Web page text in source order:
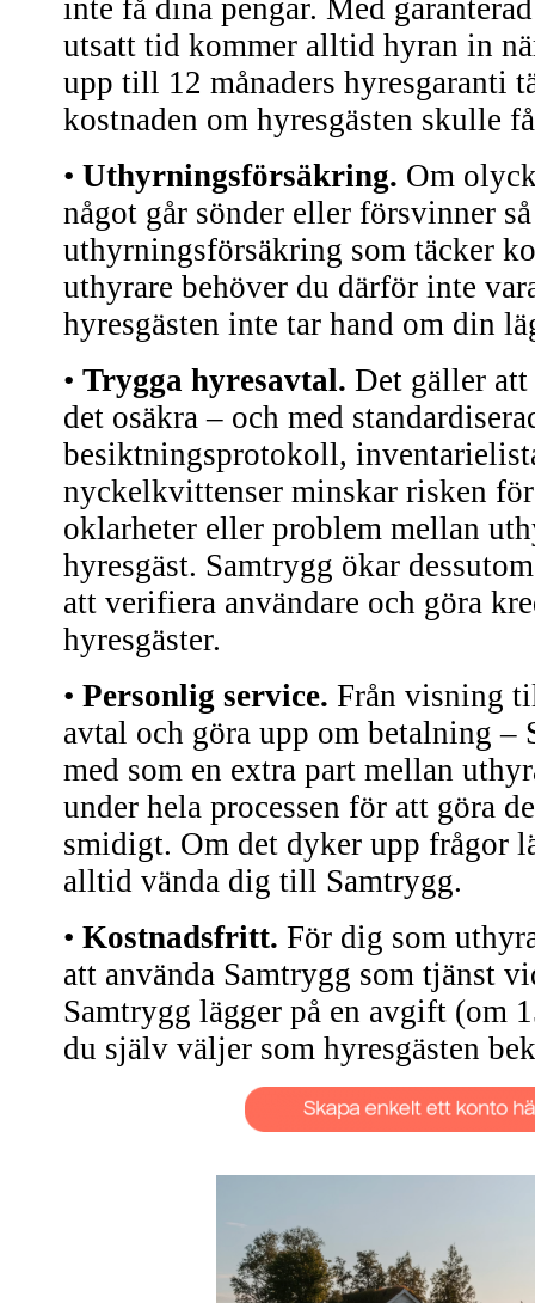
inte få dina pengar. Med
utsatt tid kommer alltid hyran in
upp till 12 månaders hyresgaranti
kostnaden om hyresgästen skulle
• Uthyrningsförsäkring. Om
något går sönder eller försvinner
uthyrningsförsäkring som täcker
uthyrare behöver du därför inte
hyresgästen inte tar hand om din
• Trygga hyresavtal. Det gäller att
det osäkra – och med
besiktningsprotokoll,
nyckelkvittenser minskar risken
oklarheter eller problem mellan
hyresgäst. Samtrygg ökar
att verifiera användare och göra
hyresgäster.
• Personlig service. Från visning
avtal och göra upp om betalning –
med som en extra part mellan
under hela processen för att göra
smidigt. Om det dyker upp frågor
alltid vända dig till Samtrygg.
• Kostnadsfritt. För dig som
att använda Samtrygg som tjänst
Samtrygg lägger på en avgift (om
du själv väljer som hyresgästen